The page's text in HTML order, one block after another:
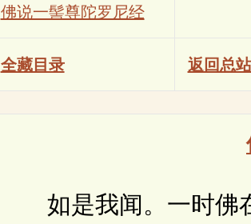
佛说一髻尊陀罗尼经
全藏目录 返回总站
如是我闻。一时佛在